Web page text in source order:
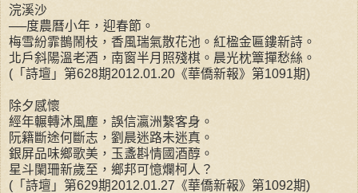
浣溪沙
──度農曆小年，迎春節。
梅雪紛霏鵲鬧枝，香風瑞氣散花池。紅楹金匾鏤新詩。
北戶斜陽溫老酒，南窗半月照殘棋。晨光枕簟撣愁絲。
(「詩壇」第628期2012.01.20《華僑新報》第1091期)
除夕感懷
經年輾轉沐風塵，誤信瀛洲繫客身。
阮籍斷途何斷志，劉晨迷路未迷真。
銀屏品味鄉歌美，玉盞斟情國酒醇。
星斗闌珊新歲至，鄉邦可憶爛柯人？
(「詩壇」第629期2012.01.27《華僑新報》第1092期)